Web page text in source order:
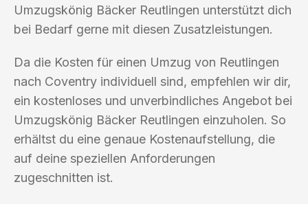
Umzugskönig Bäcker Reutlingen unterstützt dich
bei Bedarf gerne mit diesen Zusatzleistungen.
Da die Kosten für einen Umzug von Reutlingen
nach Coventry individuell sind, empfehlen wir dir,
ein kostenloses und unverbindliches Angebot bei
Umzugskönig Bäcker Reutlingen einzuholen. So
erhältst du eine genaue Kostenaufstellung, die
auf deine speziellen Anforderungen
zugeschnitten ist.